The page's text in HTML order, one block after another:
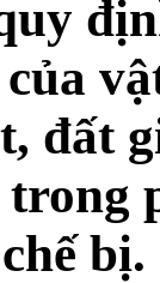
đất
bị.